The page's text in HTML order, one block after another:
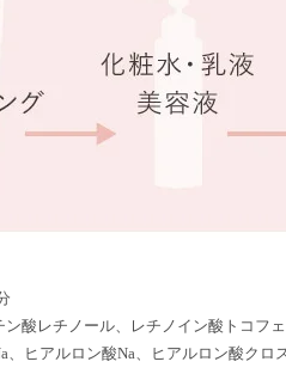
酸レチノール、レチノイン酸トコフ
、ヒアルロン酸Na、ヒアルロン酸ク